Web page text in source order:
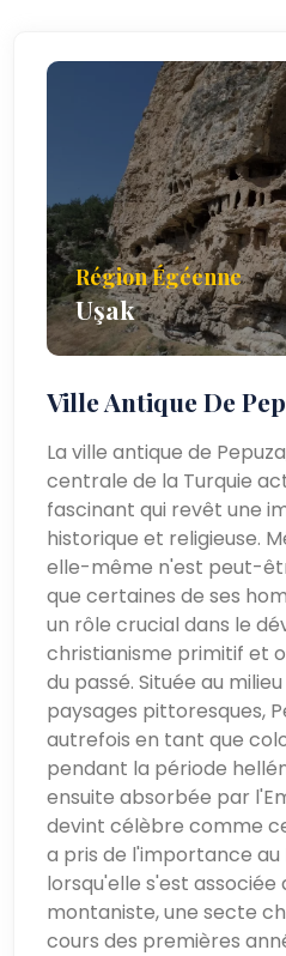
Région Égéenne
Uşak
Ville Antique De
La ville antique de
centrale de la Turquie
fascinant qui revêt une
historique et religieuse.
elle-même n'est peut-
que certaines de ses
un rôle crucial dans le
christianisme primitif et
du passé. Située au
paysages pittoresques,
autrefois en tant que
pendant la période
ensuite absorbée par
devint célèbre comme
a pris de l'importance
lorsqu'elle s'est
montaniste, une secte
cours des premières